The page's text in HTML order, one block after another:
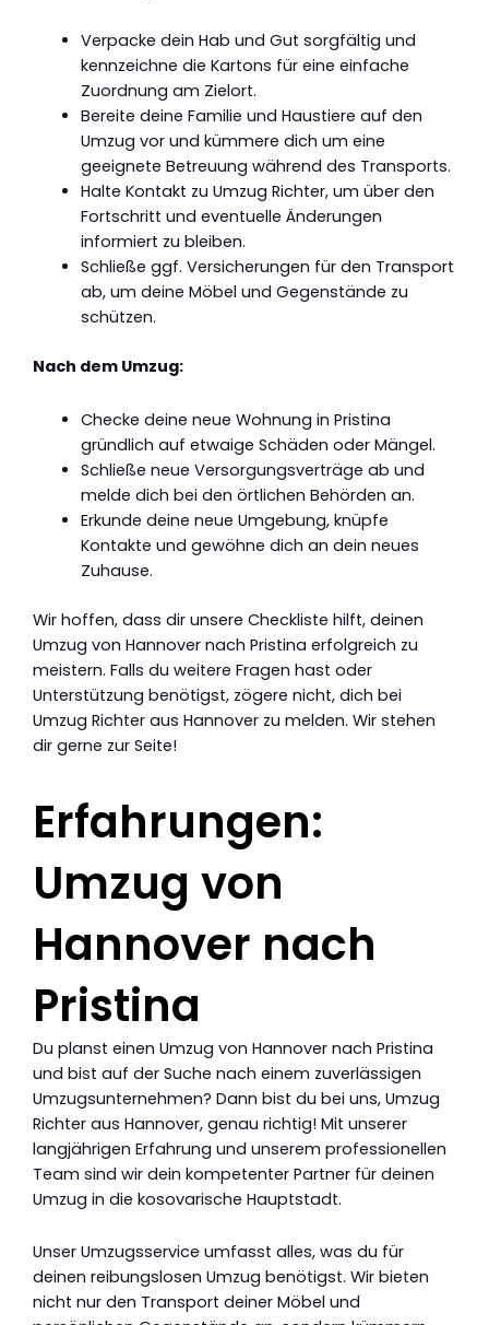
Verpacke dein Hab und Gut sorgfältig und
kennzeichne die Kartons für eine einfache
Zuordnung am Zielort.
Bereite deine Familie und Haustiere auf den
Umzug vor und kümmere dich um eine
geeignete Betreuung während des Transports.
Halte Kontakt zu Umzug Richter, um über den
Fortschritt und eventuelle Änderungen
informiert zu bleiben.
Schließe ggf. Versicherungen für den Transport
ab, um deine Möbel und Gegenstände zu
schützen.
Nach dem Umzug:
Checke deine neue Wohnung in Pristina
gründlich auf etwaige Schäden oder Mängel.
Schließe neue Versorgungsverträge ab und
melde dich bei den örtlichen Behörden an.
Erkunde deine neue Umgebung, knüpfe
Kontakte und gewöhne dich an dein neues
Zuhause.
Wir hoffen, dass dir unsere Checkliste hilft, deinen
Umzug von Hannover nach Pristina erfolgreich zu
meistern. Falls du weitere Fragen hast oder
Unterstützung benötigst, zögere nicht, dich bei
Umzug Richter aus Hannover zu melden. Wir stehen
dir gerne zur Seite!
Erfahrungen:
Umzug von
Hannover nach
Pristina
Du planst einen Umzug von Hannover nach Pristina
und bist auf der Suche nach einem zuverlässigen
Umzugsunternehmen? Dann bist du bei uns, Umzug
Richter aus Hannover, genau richtig! Mit unserer
langjährigen Erfahrung und unserem professionellen
Team sind wir dein kompetenter Partner für deinen
Umzug in die kosovarische Hauptstadt.
Unser Umzugsservice umfasst alles, was du für
deinen reibungslosen Umzug benötigst. Wir bieten
nicht nur den Transport deiner Möbel und